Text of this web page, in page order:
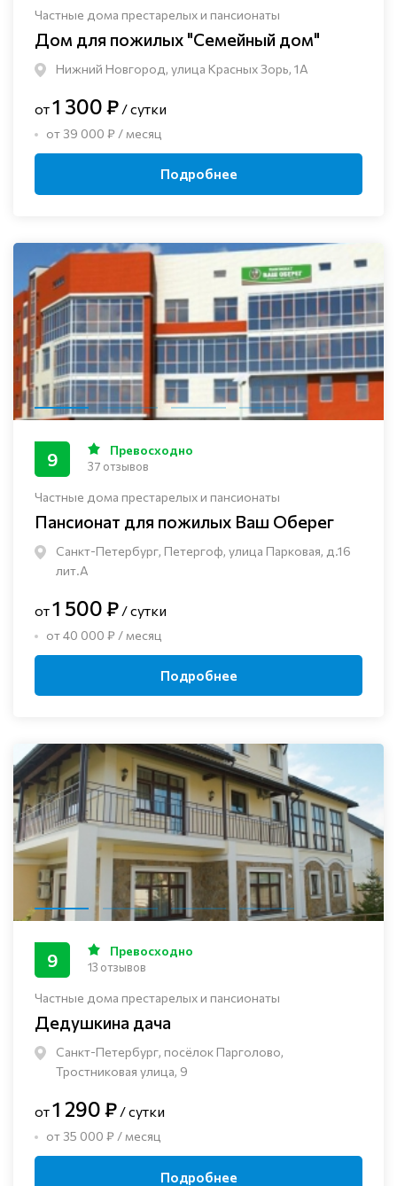
Частные дома престарелых и пансионаты
Дом для пожилых "Семейный дом"
Нижний Новгород, улица Красных Зорь, 1А
от1 300 ₽ / сутки
от 39 000 ₽ / месяц
Подробнее
Частные дома престарелых и пансионаты
Пансионат для пожилых Ваш Оберег
Санкт-Петербург, Петергоф, улица Парковая, д.16
лит.А
9 Превосходно
37 отзывов
от1 500 ₽ / сутки
от 40 000 ₽ / месяц
Подробнее
Частные дома престарелых и пансионаты
Дедушкина дача
Санкт-Петербург, посёлок Парголово,
Тростниковая улица, 9
9 Превосходно
13 отзывов
от1 290 ₽ / сутки
от 35 000 ₽ / месяц
Подробнее